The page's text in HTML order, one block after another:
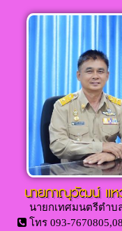
นายภาณุวัฒน์ เเ
นายกเทศมนตรีตำบ
โทร 093-
ารประชุมสภาเทศบ
กว้าง สมัยป